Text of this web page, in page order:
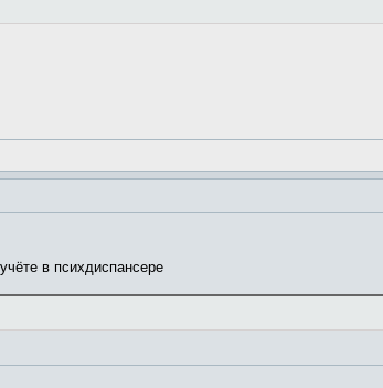
в психдиспансере